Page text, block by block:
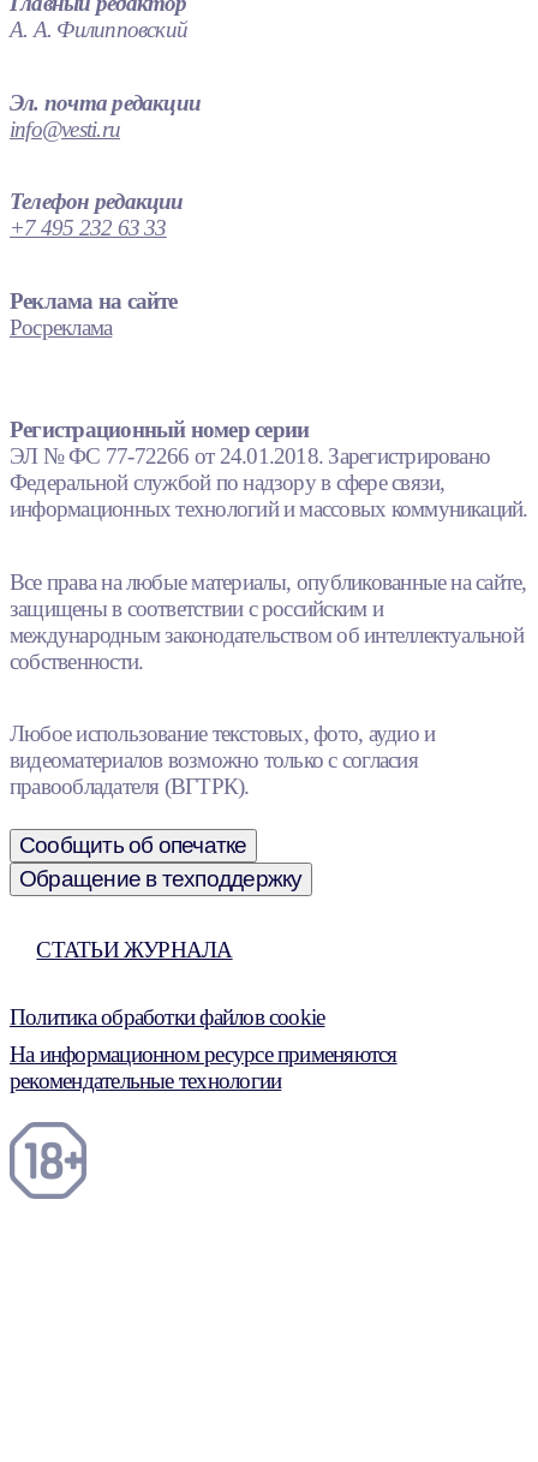
А. А. Филипповский
Эл. почта редакции
info@vesti.ru
Телефон редакции
+7 495 232 63 33
Реклама на сайте
Росреклама
Регистрационный номер серии
ЭЛ № ФС 77-72266 от 24.01.2018. Зарегистрировано
Федеральной службой по надзору в сфере связи,
информационных технологий и массовых коммуникаций.
Все права на любые материалы, опубликованные на сайте,
защищены в соответствии с российским и
международным законодательством об интеллектуальной
собственности.
Любое использование текстовых, фото, аудио и
видеоматериалов возможно только с согласия
правообладателя (ВГТРК).
Сообщить об опечатке
Обращение в техподдержку
СТАТЬИ ЖУРНАЛА
Политика обработки файлов cookie
На информационном ресурсе применяются
рекомендательные технологии